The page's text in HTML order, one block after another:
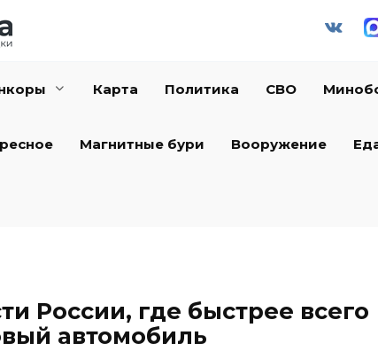
Карта Политика СВО
Магнитные бури Вооружение
России, где быстрее всего
автомобиль